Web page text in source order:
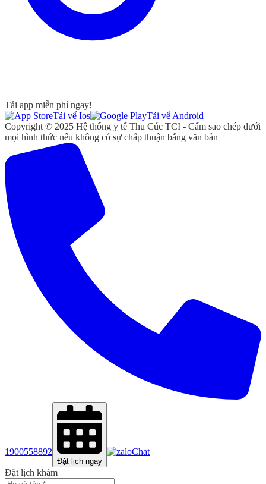
Tải app miễn phí ngay!
Tải vể Ios
Tải vể Android
Copyright © 2025 Hệ thống y tế Thu Cúc TCI - Cấm sao chép dưới
mọi hình thức nếu không có sự chấp thuận bằng văn bản
1900558892
Đặt lịch ngay
Chat
Đặt lịch khám